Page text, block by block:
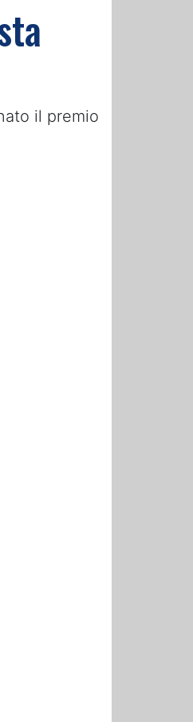
il premio